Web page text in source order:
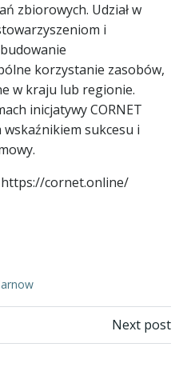
zbiorowych. Udział w
i
korzystanie zasobów,
w kraju lub regionie.
inicjatywy CORNET
sukcesu i
cornet.online/
Next post